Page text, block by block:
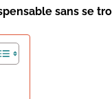
sans se